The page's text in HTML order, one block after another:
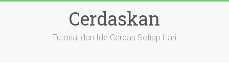
Cerdaskan
Tutorial dan Ide Cerdas Setiap Hari